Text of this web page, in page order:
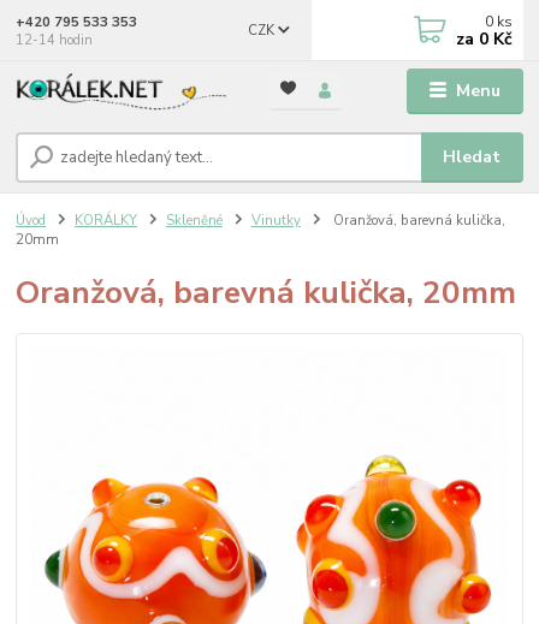
Menu
CZK
Hledat
+420 795 533 353
12-14 hodin
0 ks
za 0 Kč
Úvod KORÁLKY Skleněné Vinutky
Oranžová, barevná kulička,
20mm
Oranžová, barevná kulička, 20mm